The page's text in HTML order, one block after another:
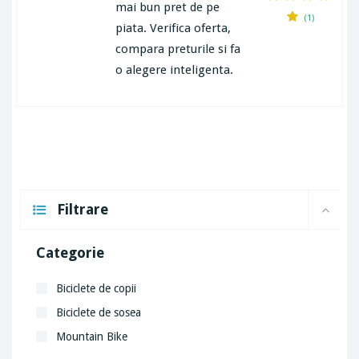
mai bun pret de pe
piata. Verifica oferta,
compara preturile si fa
o alegere inteligenta.
(1)
Filtrare
Categorie
Biciclete de copii
Biciclete de sosea
Mountain Bike